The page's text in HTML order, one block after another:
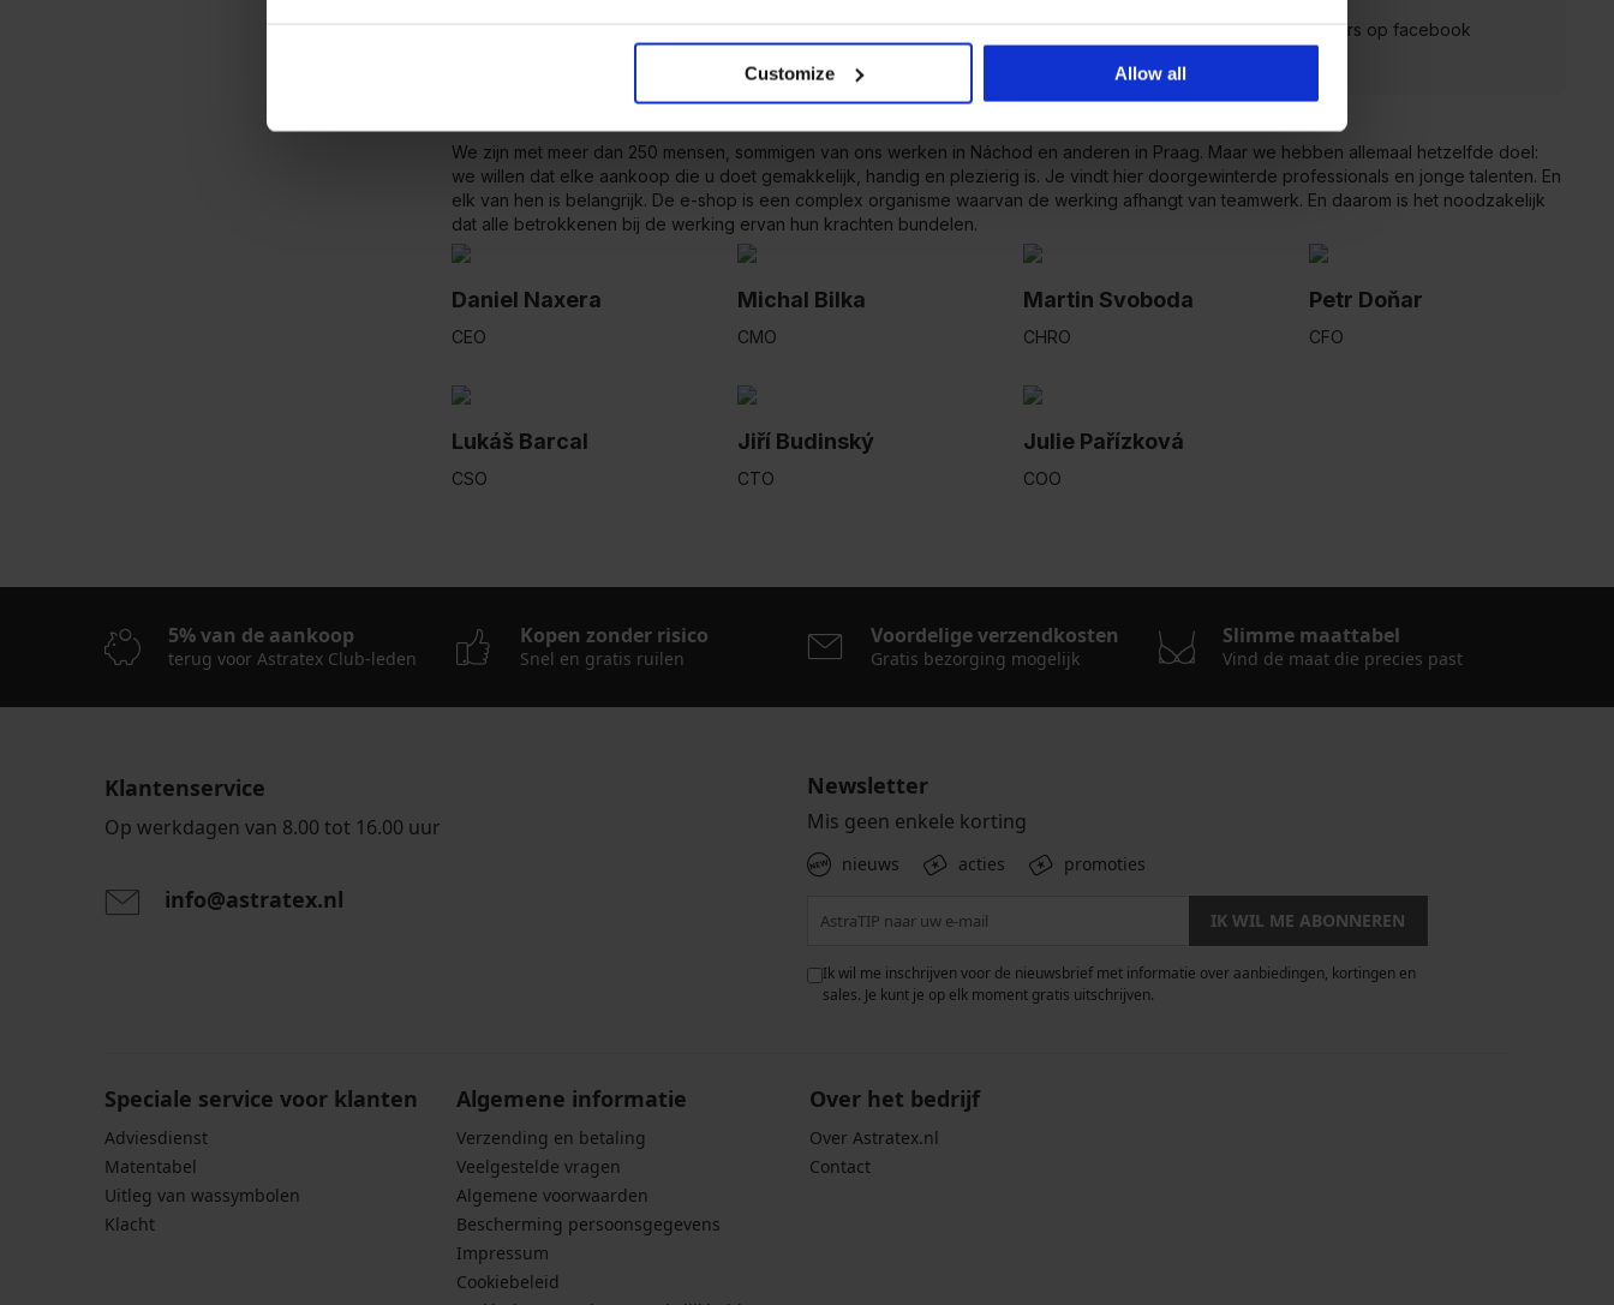
Customize Allow all
aangeboden producten
m² is het gebied van het magazijn in
Náchod
volgers op facebook
We zijn met meer dan 250 mensen, sommigen van ons werken in Náchod en anderen in Praag. Maar we hebben allemaal hetzelfde doel:
we willen dat elke aankoop die u doet gemakkelijk, handig en plezierig is. Je vindt hier doorgewinterde professionals en jonge talenten. En
elk van hen is belangrijk. De e-shop is een complex organisme waarvan de werking afhangt van teamwerk. En daarom is het noodzakelijk
dat alle betrokkenen bij de werking ervan hun krachten bundelen.
Daniel Naxera
CEO
Michal Bilka
CMO
Martin Svoboda
CHRO
Petr Doňar
CFO
Lukáš Barcal
CSO
Jiří Budinský
CTO
Julie Pařízková
COO
5% van de aankoop
terug voor Astratex Club-leden
Kopen zonder risico
Snel en gratis ruilen
Voordelige verzendkosten
Gratis bezorging mogelijk
Slimme maattabel
Vind de maat die precies past
Klantenservice
Op werkdagen van 8.00 tot 16.00 uur
info@astratex.nl
Newsletter
Mis geen enkele korting
nieuws acties promoties
IK WIL ME ABONNEREN
Ik wil me inschrijven voor de nieuwsbrief met informatie over aanbiedingen, kortingen en
sales. Je kunt je op elk moment gratis uitschrijven.
Speciale service voor klanten
Adviesdienst
Matentabel
Uitleg van wassymbolen
Klacht
Algemene informatie
Verzending en betaling
Veelgestelde vragen
Algemene voorwaarden
Bescherming persoonsgegevens
Impressum
Cookiebeleid
Over het bedrijf
Over Astratex.nl
Contact